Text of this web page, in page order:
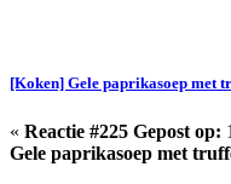
[Koken] Gele paprikasoep met
« Reactie #225 Gepost op:
Gele paprikasoep met